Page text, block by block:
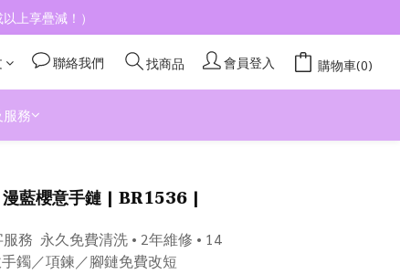
上享疊減！）
聯絡我們 找商品 會員登入 購物車(0)
服務
藍櫻意手鏈 | BR1536 |
務  永久免費清洗 • 2年維修 • 14
鐲／項鍊／腳鏈免費改短